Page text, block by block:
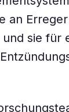
an
sie für